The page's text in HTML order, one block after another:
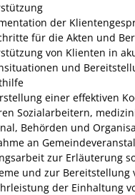
der
für die Akten und
von Klienten in
und
einer effektiven
Sozialarbeitern,
Behörden und
an
zur Erläuterung
und zur Bereitstellung
der Einhaltung